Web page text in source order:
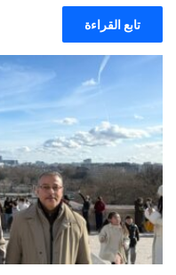
تابع القراءة